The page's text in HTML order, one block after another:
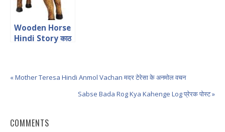
Wooden Horse
Hindi Story काठ
« Mother Teresa Hindi Anmol Vachan मदर टेरेसा के अनमोल वचन
Sabse Bada Rog Kya Kahenge Log प्रेरक पोस्ट »
COMMENTS